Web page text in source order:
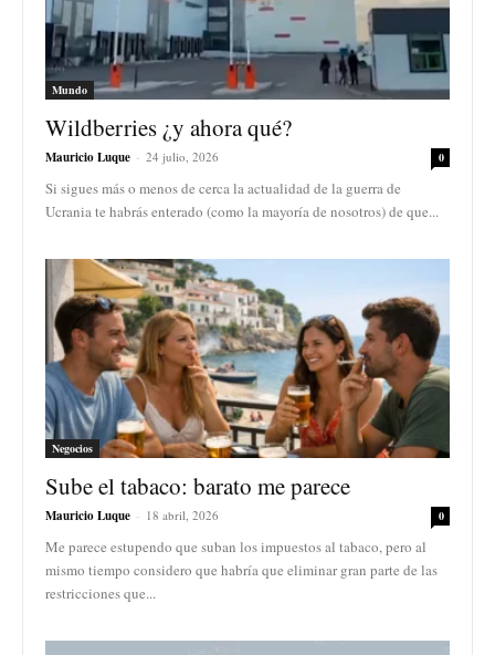
Mundo
Wildberries ¿y ahora qué?
Mauricio Luque - 24 julio, 2026 0
Si sigues más o menos de cerca la actualidad de la guerra de
Ucrania te habrás enterado (como la mayoría de nosotros) de que...
Negocios
Sube el tabaco: barato me parece
Mauricio Luque - 18 abril, 2026 0
Me parece estupendo que suban los impuestos al tabaco, pero al
mismo tiempo considero que habría que eliminar gran parte de las
restricciones que...